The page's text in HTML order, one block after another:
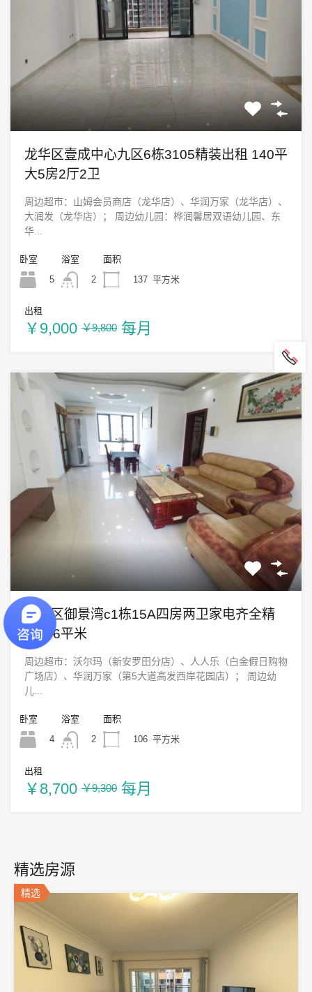
龙华区壹成中心九区6栋3105精装出租 140平
大5房2厅2卫
周边超市：山姆会员商店（龙华店）、华润万家（龙华店）、
大润发（龙华店）； 周边幼儿园：桦润馨居双语幼儿园、东
华...
卧室
5
浴室
2
面积
137 平方米
出租
￥9,000 ￥9,800 每月
宝安区御景湾c1栋15A四房两卫家电齐全精
装106平米
周边超市：沃尔玛（新安罗田分店）、人人乐（白金假日购物
广场店）、华润万家（第5大道高发西岸花园店）； 周边幼
儿...
卧室
4
浴室
2
面积
106 平方米
出租
￥8,700 ￥9,300 每月
精选房源
精选